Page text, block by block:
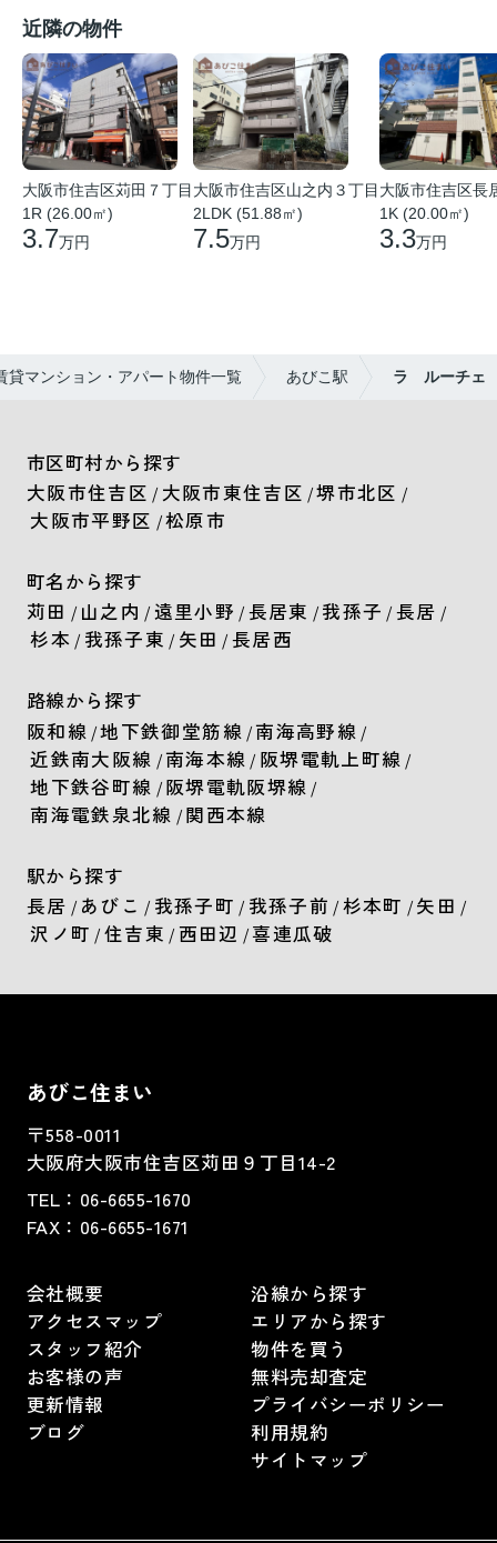
近隣の物件
大阪市住吉区苅田７丁目
1R (26.00㎡)
3.7万円
大阪市住吉区山之内３丁目
2LDK (51.88㎡)
7.5万円
大阪市住吉区長
1K (20.00㎡)
3.3万円
貸マンション・アパート物件一覧 あびこ駅 ラ ルーチェ
市区町村から探す
大阪市住吉区 / 大阪市東住吉区 /堺市北区 /
大阪市平野区 /松原市
町名から探す
苅田 / 山之内 / 遠里小野 / 長居東 / 我孫子 / 長居 /
杉本 / 我孫子東 / 矢田 / 長居西
路線から探す
阪和線 /地下鉄御堂筋線 /南海高野線 /
近鉄南大阪線 /南海本線 / 阪堺電軌上町線 /
地下鉄谷町線 / 阪堺電軌阪堺線 /
南海電鉄泉北線 / 関西本線
駅から探す
長居 / あびこ / 我孫子町 / 我孫子前 / 杉本町 / 矢田 /
沢ノ町 / 住吉東 / 西田辺 /喜連瓜破
あびこ住まい
〒558-0011
大阪府大阪市住吉区苅田９丁目14-2
TEL： 06-6655-1670
FAX： 06-6655-1671
会社概要
アクセスマップ
スタッフ紹介
お客様の声
更新情報
ブログ
沿線から探す
エリアから探す
物件を買う
無料売却査定
プライバシーポリシー
利用規約
サイトマップ